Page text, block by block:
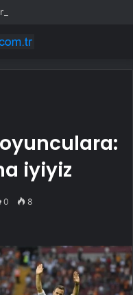
söyledi
iyiyiz
0 8